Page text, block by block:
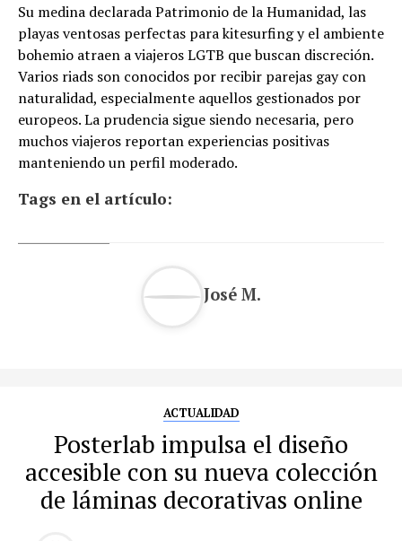
Su medina declarada Patrimonio de la Humanidad, las
playas ventosas perfectas para kitesurfing y el ambiente
bohemio atraen a viajeros LGTB que buscan discreción.
Varios riads son conocidos por recibir parejas gay con
naturalidad, especialmente aquellos gestionados por
europeos. La prudencia sigue siendo necesaria, pero
muchos viajeros reportan experiencias positivas
manteniendo un perfil moderado.
Tags en el artículo:
José M.
ACTUALIDAD
Posterlab impulsa el diseño
accesible con su nueva colección
de láminas decorativas online